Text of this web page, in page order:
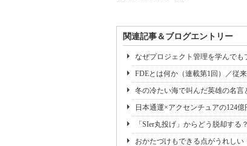
関連記事＆ブログエントリー
なぜプロジェクト管理を学んで
FDEとは何か（連載第1回）／従
冬の冷たい海で叫んだ英雄の名
日本通運×アクセンチュアの124
「SIer丸投げ」からどう脱却す
おかたづけもできる点がうれし